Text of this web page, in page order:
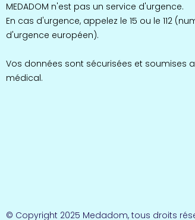
MEDADOM n'est pas un service d'urgence.
En cas d'urgence, appelez le 15 ou le 112
d'urgence européen).
Vos données sont sécurisées et soumises
médical.
© Copyright 2025 Medadom, tous droits